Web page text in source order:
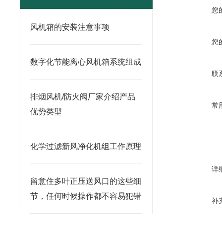
风机箱的安装注意事项
数字化节能离心风机箱系统组成
排烟风机/防火阀厂家介绍产品
优势类型
化学过滤新风净化机组工作原理
留意住多叶正压送风口的这些细
节，任何时候操作都不容易犯错
一
高
您
您
联
常
详
补